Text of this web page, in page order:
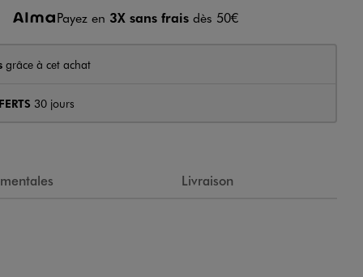
Payez en 3X sans fraisdès 50€
grâce à cet achat
30 jours
Livraison